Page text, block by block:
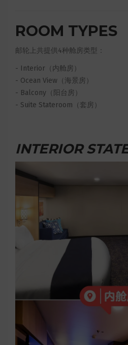
ROOM TYPES
邮轮上共提供4种舱房类型：
- Interior（内舱房）
- Ocean View（海景房）
- Balcony（阳台房）
- Suite Stateroom（套房）
INTERIOR